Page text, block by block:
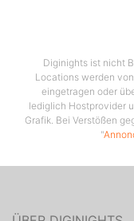
Diginights ist nicht
Locations werden
eingetragen oder
lediglich Hostprovider
Grafik. Bei Verstößen
"